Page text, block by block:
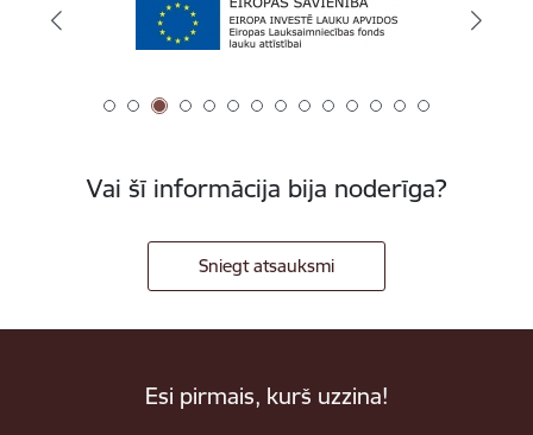
Vai šī informācija bija noderīga?
Sniegt atsauksmi
Esi pirmais, kurš uzzina!